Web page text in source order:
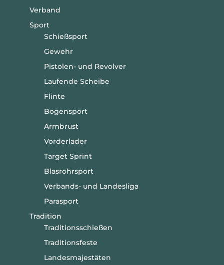
Verband
Sport
Schießsport
Gewehr
Pistolen- und Revolver
Laufende Scheibe
Flinte
Bogensport
Armbrust
Vorderlader
Target Sprint
Blasrohrsport
Verbands- und Landesliga
Parasport
Tradition
Traditionsschießen
Traditionsfeste
Landesmajestäten